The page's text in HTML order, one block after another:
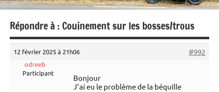
Répondre à : Couinement sur les bosses/trous
12 février 2025 à 21h06 #992
odreeb
Participant
Bonjour
J’ai eu le problème de la béquille